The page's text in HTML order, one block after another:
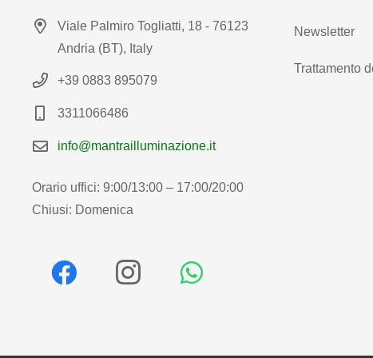
Viale Palmiro Togliatti, 18 - 76123
Andria (BT), Italy
+39 0883 895079
3311066486
info@mantrailluminazione.it
Orario uffici: 9:00/13:00 – 17:00/20:00
Chiusi: Domenica
Newsletter
Trattamento